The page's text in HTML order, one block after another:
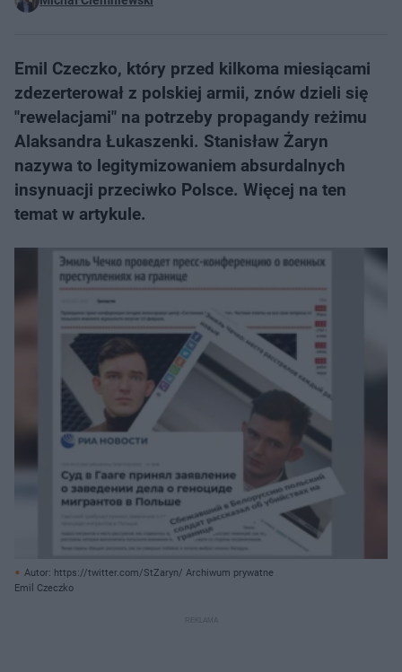
Emil Czeczko, który przed kilkoma miesiącami
zdezerterował z polskiej armii, znów dzieli się
"rewelacjami" na potrzeby propagandy reżimu
Alaksandra Łukaszenki. Stanisław Żaryn
nazywa to legitymizowaniem absurdalnych
insynuacji przeciwko Polsce. Więcej na ten
temat w artykule.
Autor: https://twitter.com/StZaryn/ Archiwum prywatne
Emil Czeczko